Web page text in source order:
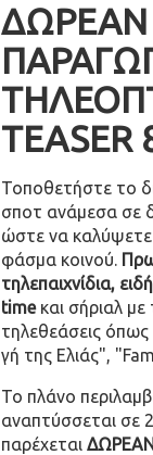
ΔΩΡΕΑΝ
TEASER
Τοποθετήστε το
σποτ ανάμεσα σε
ώστε να καλύψετε
φάσμα κοινού.
τηλεπαιχνίδια,
timeκαι σήριαλ με
τηλεθεάσεις
γή της Ελιάς",
Το πλάνο
αναπτύσσεται σε
παρέχεται